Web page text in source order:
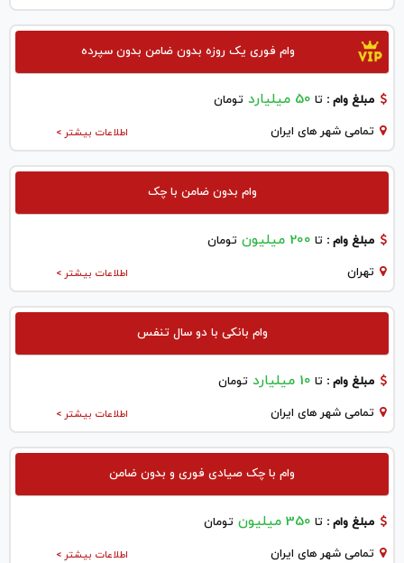
وام فوری یک روزه بدون ضامن بدون سپرده
مبلغ وام : تا 50 میلیارد تومان
اطلاعات بیشتر > تمامی شهر های ایران
وام بدون ضامن با چک
مبلغ وام : تا 200 میلیون تومان
اطلاعات بیشتر > تهران
وام بانکی با دو سال تنفس
مبلغ وام : تا 10 میلیارد تومان
اطلاعات بیشتر > تمامی شهر های ایران
وام با چک صیادی فوری و بدون ضامن
مبلغ وام : تا 350 میلیون تومان
اطلاعات بیشتر > تمامی شهر های ایران